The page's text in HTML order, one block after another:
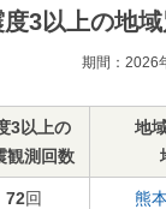
度3以上の地
期間：2026
3以上の
観測回数
地
72回 熊